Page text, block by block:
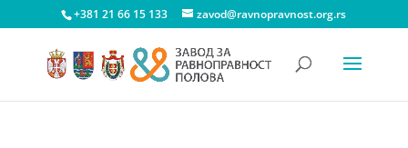
+381 21 66 15 133 zavod@ravnopravnost.org.rs